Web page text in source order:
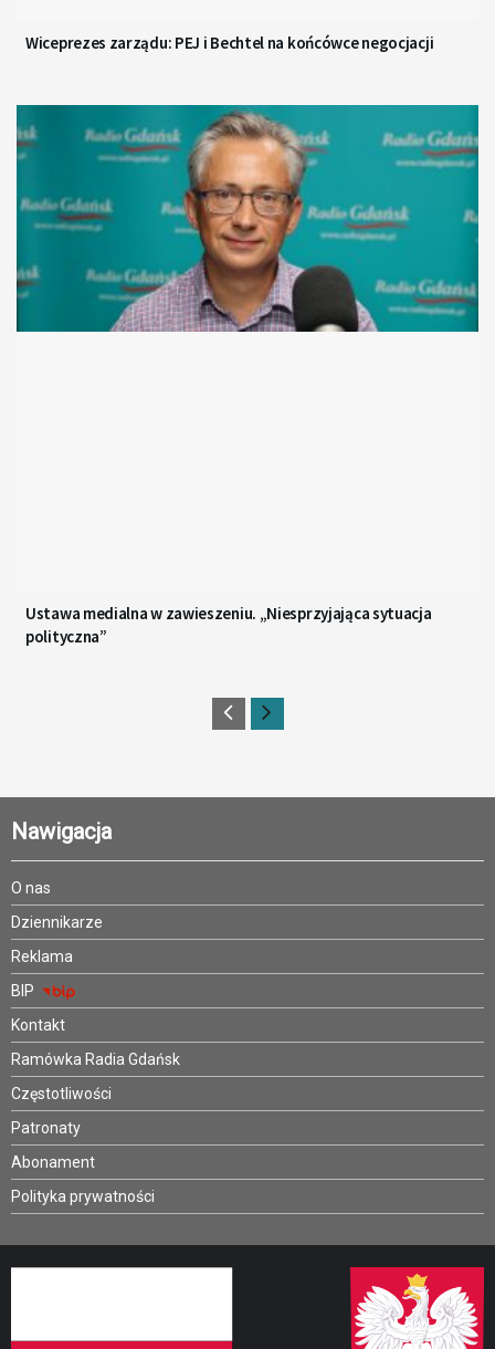
Wiceprezes zarządu: PEJ i Bechtel na końcówce negocjacji
Ustawa medialna w zawieszeniu. „Niesprzyjająca sytuacja
polityczna”
Nawigacja
O nas
Dziennikarze
Reklama
BIP
Kontakt
Ramówka Radia Gdańsk
Częstotliwości
Patronaty
Abonament
Polityka prywatności